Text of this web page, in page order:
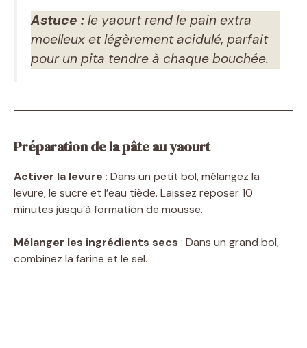
Astuce : le yaourt rend le pain extra
moelleux et légèrement acidulé, parfait
pour un pita tendre à chaque bouchée.
Préparation de la pâte au yaourt
Activer la levure : Dans un petit bol, mélangez la
levure, le sucre et l’eau tiède. Laissez reposer 10
minutes jusqu’à formation de mousse.
Mélanger les ingrédients secs : Dans un grand bol,
combinez la farine et le sel.